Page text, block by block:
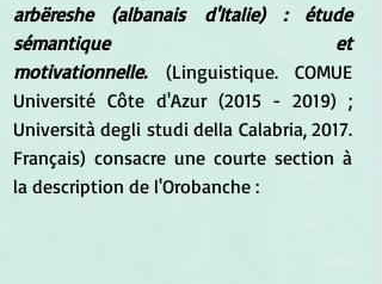
arbëreshe (albanais d'Italie) : étude
sémantique et
motivationnelle. (Linguistique. COMUE
Université Côte d'Azur (2015 - 2019) ;
Università degli studi della Calabria, 2017.
Français) consacre une courte section à
la description de l'Orobanche :